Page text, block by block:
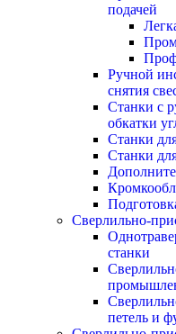
подачей
Ручной
снятия
Станки с
обкатки
Станки
Станки
Сверлильно-
станки
петель и